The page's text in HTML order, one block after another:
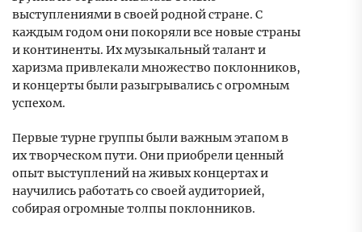
выступлениями в своей родной стране. С
каждым годом они покоряли все новые страны
и континенты. Их музыкальный талант и
харизма привлекали множество поклонников,
и концерты были разыгрывались с огромным
успехом.
Первые турне группы были важным этапом в
их творческом пути. Они приобрели ценный
опыт выступлений на живых концертах и
научились работать со своей аудиторией,
собирая огромные толпы поклонников.